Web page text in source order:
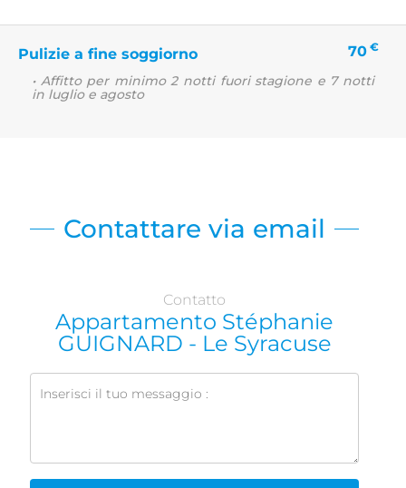
Pulizie a fine soggiorno 70 €
• Affitto per minimo 2 notti fuori stagione e 7 notti
in luglio e agosto
Contattare via email
Contatto
Appartamento Stéphanie
GUIGNARD - Le Syracuse